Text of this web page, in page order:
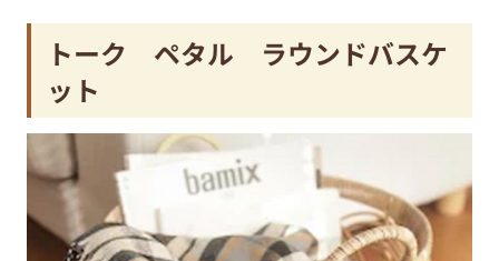
トーク ペタル ラウンドバスケ
ット